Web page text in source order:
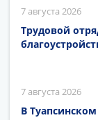
7 августа 2026
Трудовой
7 августа 2026
В